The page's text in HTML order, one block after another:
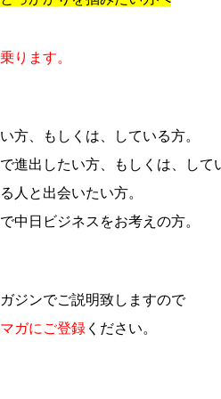
ります。
方、もしくは、している方。
進出したい方、もしくは、して
人と出会いたい方。
中日ビジネスをお考えの方。
ジンでご説明致しますので
ガにご登録 ください。